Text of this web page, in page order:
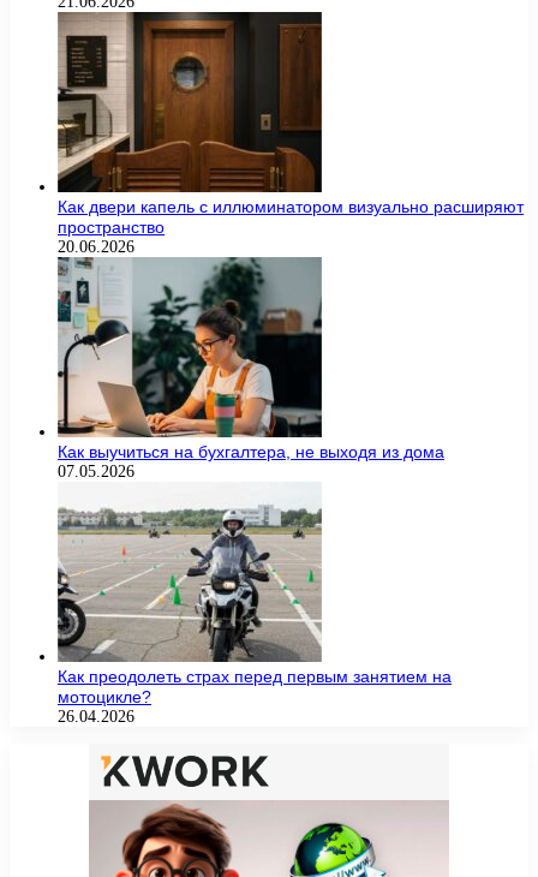
Как двери капель с иллюминатором визуально расширяют
пространство
20.06.2026
Как выучиться на бухгалтера, не выходя из дома
07.05.2026
Как преодолеть страх перед первым занятием на
мотоцикле?
26.04.2026